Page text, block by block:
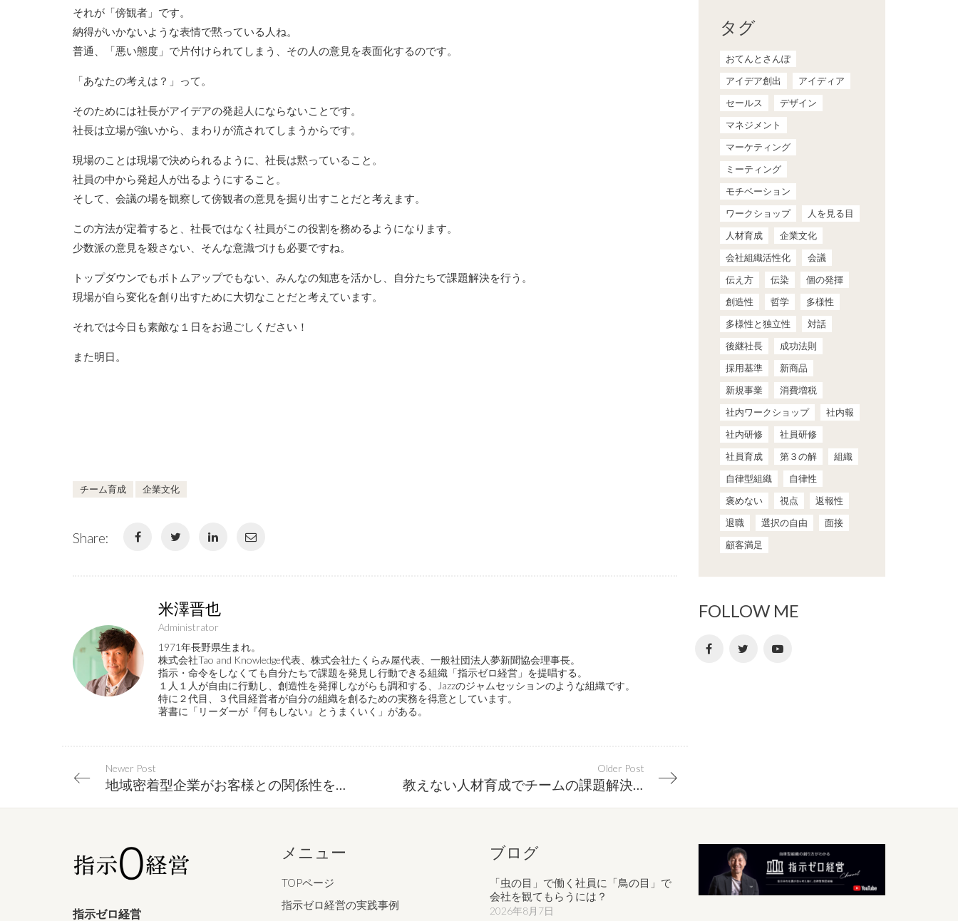
それが「傍観者」です。
納得がいかないような表情で黙っている人ね。
普通、「悪い態度」で片付けられてしまう、その人の意見を表面化するのです。
「あなたの考えは？」って。
そのためには社長がアイデアの発起人にならないことです。
社長は立場が強いから、まわりが流されてしまうからです。
現場のことは現場で決められるように、社長は黙っていること。
社員の中から発起人が出るようにすること。
そして、会議の場を観察して傍観者の意見を掘り出すことだと考えます。
この方法が定着すると、社長ではなく社員がこの役割を務めるようになります。
少数派の意見を殺さない、そんな意識づけも必要ですね。
トップダウンでもボトムアップでもない、みんなの知恵を活かし、自分たちで課題解決を行う。
現場が自ら変化を創り出すために大切なことだと考えています。
それでは今日も素敵な１日をお過ごしください！
また明日。
チーム育成 企業文化
Share:
米澤晋也
Administrator
1971年長野県生まれ。
株式会社Tao and Knowledge代表、株式会社たくらみ屋代表、一般社団法人夢新聞協会理事長。
指示・命令をしなくても自分たちで課題を発見し行動できる組織「指示ゼロ経営」を提唱する。
１人１人が自由に行動し、創造性を発揮しながらも調和する、Jazzのジャムセッションのような組織です。
特に２代目、３代目経営者が自分の組織を創るための実務を得意としています。
著書に「リーダーが『何もしない』とうまくいく」がある。
Newer Post
地域密着型企業がお客様との関係性を確実に創る方法
Older Post
教えない人材育成でチームの課題解決能力は飛躍する
タグ
おてんとさんぽ
アイデア創出
アイディア
セールス
デザイン
マネジメント
マーケティング
ミーティング
モチベーション
ワークショップ
人を見る目
人材育成
企業文化
会社組織活性化
会議
伝え方
伝染
個の発揮
創造性
哲学
多様性
多様性と独立性
対話
後継社長
成功法則
採用基準
新商品
新規事業
消費増税
社内ワークショップ
社内報
社内研修
社員研修
社員育成
第３の解
組織
自律型組織
自律性
褒めない
視点
返報性
退職
選択の自由
面接
顧客満足
FOLLOW ME
指示ゼロ経営
メニュー
TOPページ
指示ゼロ経営の実践事例
ブログ
「虫の目」で働く社員に「鳥の目」で
会社を観てもらうには？
2026年8月7日